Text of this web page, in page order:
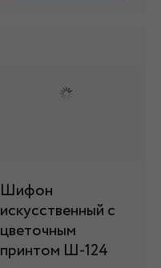
Шифон
искусственный с
цветочным
принтом Ш-124